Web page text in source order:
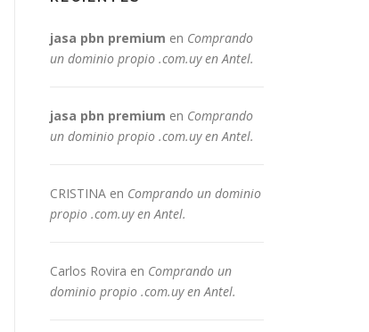
jasa pbn premium en Comprando
un dominio propio .com.uy en Antel.
jasa pbn premium en Comprando
un dominio propio .com.uy en Antel.
CRISTINA en Comprando un dominio
propio .com.uy en Antel.
Carlos Rovira en Comprando un
dominio propio .com.uy en Antel.